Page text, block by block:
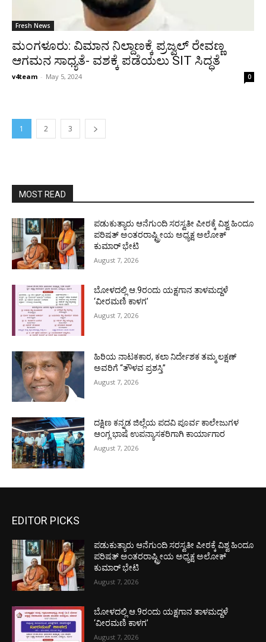
Fresh News
ಮಂಗಳೂರು: ವಿಮಾನ ನಿಲ್ದಾಣಕ್ಕೆ ಪ್ರಜ್ವಲ್ ರೇವಣ್ಣ
ಆಗಮನ ಸಾಧ್ಯತೆ- ವಶಕ್ಕೆ ಪಡೆಯಲು SIT ಸಿದ್ಧತೆ
v4team - May 5, 2024 0
1 2 3
MOST READ
ಪಡುಕುತ್ಯಾರು ಆನೆಗುಂದಿ ಸರಸ್ವತೀ ಪೀಠಕ್ಕೆ ವಿಶ್ವ ಹಿಂದೂ
ಪರಿಷತ್ ಅಂತರರಾಷ್ಟ್ರೀಯ ಅಧ್ಯಕ್ಷ ಅಲೋಕ್
ಕುಮಾರ್ ಭೇಟಿ
August 7, 2026
ಬೋಳದಲ್ಲಿ ಆ.9ರಂದು ಯಕ್ಷಗಾನ ತಾಳಮದ್ದಳೆ
‘ವೀರಮಣಿ ಕಾಳಗ’
August 7, 2026
ಹಿರಿಯ ನಾಟಕಕಾರ, ಕಲಾ ನಿರ್ದೇಶಕ ತಮ್ಮ ಲಕ್ಷಣ್
ಅವರಿಗೆ “ತೌಳವ ಪ್ರಶಸ್ತಿ”
August 7, 2026
ದಕ್ಷಿಣ ಕನ್ನಡ ಜಿಲ್ಲೆಯ ಪದವಿ ಪೂರ್ವ ಕಾಲೇಜುಗಳ
ಆಂಗ್ಲ ಭಾಷೆ ಉಪನ್ಯಾಸಕರಿಗಾಗಿ ಕಾರ್ಯಾಗಾರ
August 7, 2026
EDITOR PICKS
ಪಡುಕುತ್ಯಾರು ಆನೆಗುಂದಿ ಸರಸ್ವತೀ ಪೀಠಕ್ಕೆ ವಿಶ್ವ ಹಿಂದೂ
ಪರಿಷತ್ ಅಂತರರಾಷ್ಟ್ರೀಯ ಅಧ್ಯಕ್ಷ ಅಲೋಕ್
ಕುಮಾರ್ ಭೇಟಿ
August 7, 2026
ಬೋಳದಲ್ಲಿ ಆ.9ರಂದು ಯಕ್ಷಗಾನ ತಾಳಮದ್ದಳೆ
‘ವೀರಮಣಿ ಕಾಳಗ’
August 7, 2026